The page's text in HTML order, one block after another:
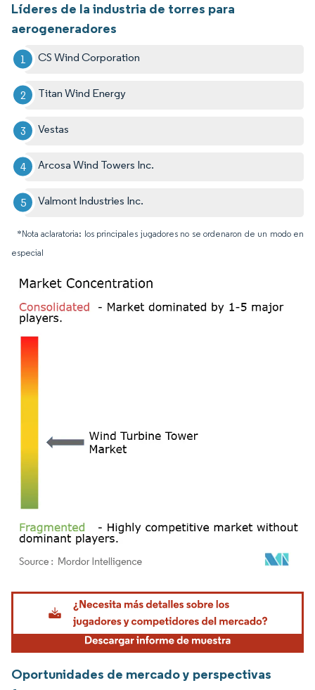
Líderes de la industria de torres para
aerogeneradores
CS Wind Corporation
Titan Wind Energy
Vestas
Arcosa Wind Towers Inc.
Valmont Industries Inc.
*Nota aclaratoria: los principales jugadores no se ordenaron de un modo en
especial
Imagen © Mordor Intelligence. El uso requiere atribución según CC BY 4.0.
Oportunidades de mercado y perspectivas